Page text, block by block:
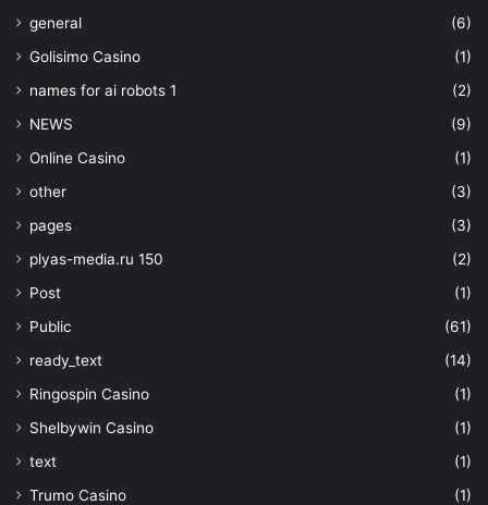
general
(6)
Golisimo Casino
(1)
names for ai robots 1
(2)
NEWS
(9)
Online Casino
(1)
other
(3)
pages
(3)
plyas-media.ru 150
(2)
Post
(1)
Public
(61)
ready_text
(14)
Ringospin Casino
(1)
Shelbywin Casino
(1)
text
(1)
Trumo Casino
(1)